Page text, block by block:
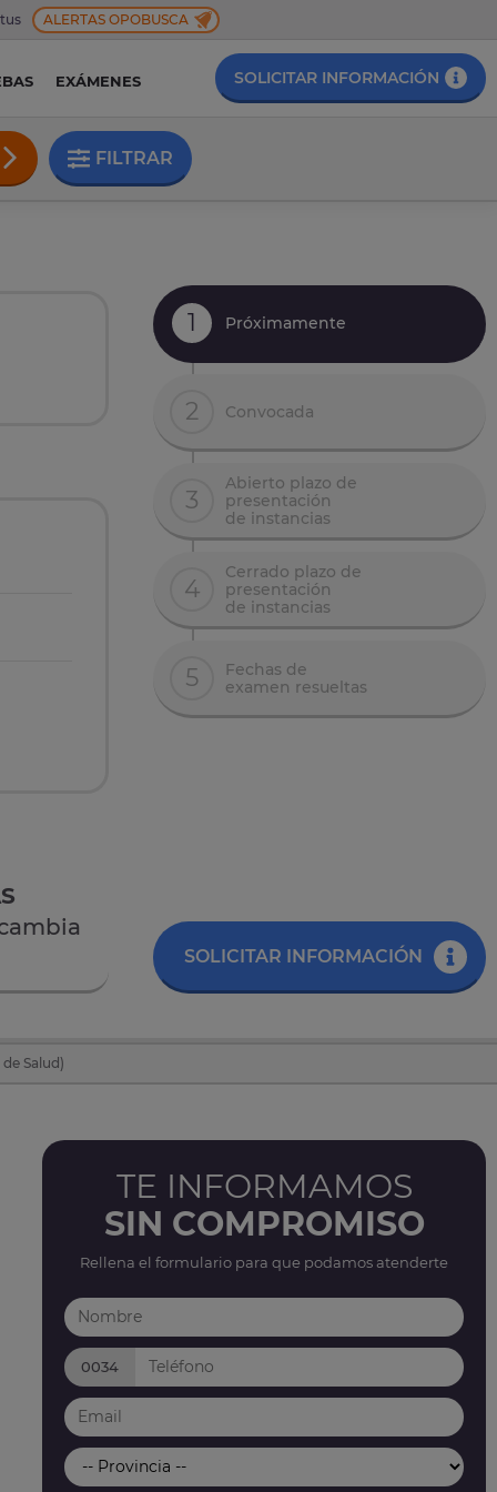
ALERTAS OPOBUSCA
EXÁMENES SOLICITAR INFORMACIÓN
FILTRAR
1 Próximamente
2 Convocada
3
Abierto plazo de
presentación
de instancias
4
Cerrado plazo de
presentación
de instancias
5
Fechas de
examen resueltas
SOLICITAR INFORMACIÓN
Salud)
TE INFORMAMOS
SIN COMPROMISO
Rellena el formulario para que podamos atenderte
0034